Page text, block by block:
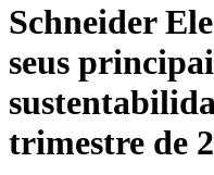
Schneider
seus
trimestre de